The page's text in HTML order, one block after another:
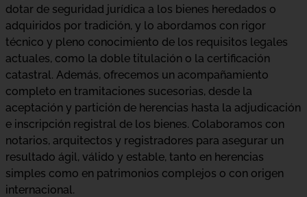
dotar de seguridad jurídica a los bienes heredados o
adquiridos por tradición, y lo abordamos con rigor
técnico y pleno conocimiento de los requisitos legales
actuales, como la doble titulación o la certificación
catastral. Además, ofrecemos un acompañamiento
completo en tramitaciones sucesorias, desde la
aceptación y partición de herencias hasta la adjudicación
e inscripción registral de los bienes. Colaboramos con
notarios, arquitectos y registradores para asegurar un
resultado ágil, válido y estable, tanto en herencias
simples como en patrimonios complejos o con origen
internacional.